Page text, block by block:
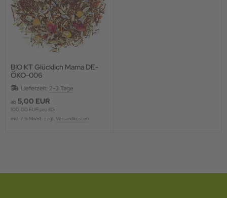
BIO KT Glücklich Mama DE-
ÖKO-006
Lieferzeit: 2-3 Tage
ab 5,00 EUR
100,00 EUR pro KG
inkl. 7 % MwSt. zzgl. Versandkosten